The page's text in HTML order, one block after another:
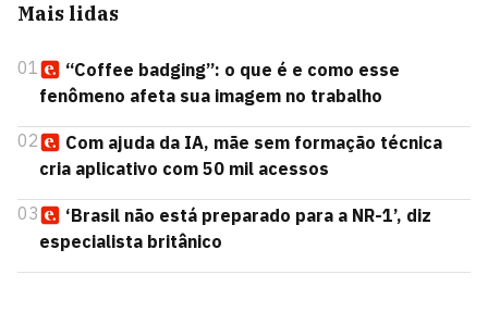
Mais lidas
01
“Coffee badging”: o que é e como esse
fenômeno afeta sua imagem no trabalho
02
Com ajuda da IA, mãe sem formação técnica
cria aplicativo com 50 mil acessos
03
‘Brasil não está preparado para a NR-1’, diz
especialista britânico